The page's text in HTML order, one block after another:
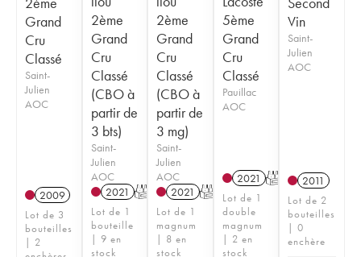
Grand
Cru
Classé
Saint-
Julien
AOC
2009
Lot de 3
bouteilles
| 2
2ème
Grand
Cru
Classé
(CBO à
partir de
3 bts)
Saint-
Julien
AOC
2021 T
Lot de 1
bouteille
| 9 en
stock
2ème
Grand
Cru
Classé
(CBO à
partir de
3 mg)
Saint-
Julien
AOC
2021 T
Lot de 1
magnum
| 8 en
stock
5ème
Grand
Cru
Classé
Pauillac
AOC
2021 T
Lot de 1
double
magnum
| 2 en
stock
Vin
Saint-
Julien
AOC
2011
Lot de 2
bouteilles
| 0
enchère